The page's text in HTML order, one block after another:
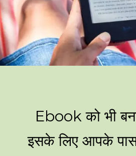
Ebook को भी
इसके लिए आपके